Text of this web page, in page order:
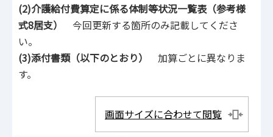
(2)介護給付費算定に係る体制等状況一覧表（参考様
式8居支） 今回更新する箇所のみ記載してくださ
い。
(3)添付書類（以下のとおり） 加算ごとに異なりま
す。
画面サイズに合わせて閲覧